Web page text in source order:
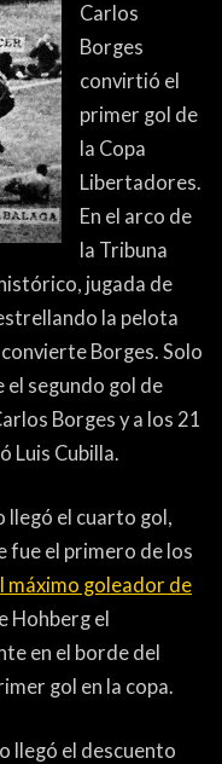
Carlos
Borges
convirtió el
primer gol de
la Copa
Libertadores.
En el arco de
la Tribuna
jugada de
la pelota
Borges. Solo
el segundo gol de
Borges y a los 21
Luis Cubilla.
llegó el cuarto gol,
fue el primero de los
máximo goleador de
Hohberg el
en el borde del
gol en la copa.
llegó el descuento